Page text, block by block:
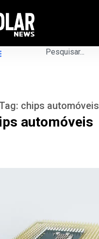
chips automóveis
automóveis